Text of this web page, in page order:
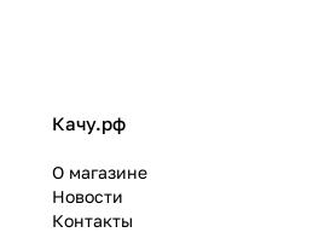
Качу.рф
О магазине
Новости
Контакты